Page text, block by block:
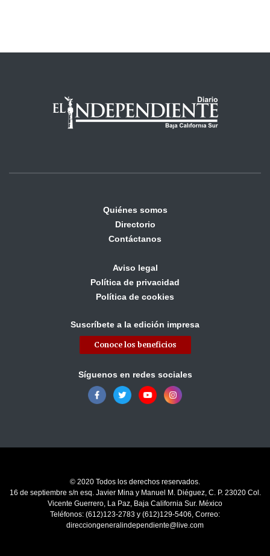
Quiénes somos
Directorio
Contáctanos
Aviso legal
Política de privacidad
Política de cookies
Suscríbete a la edición impresa
Conoce los beneficios
Síguenos en redes sociales
© 2020 Todos los derechos reservados.
16 de septiembre s/n esq. Javier Mina y Manuel M. Diéguez, C. P. 23020 Col.
Vicente Guerrero, La Paz, Baja California Sur. México
Teléfonos: (612)123-2783 y (612)129-5406, Correo:
direcciongeneralindependiente@live.com